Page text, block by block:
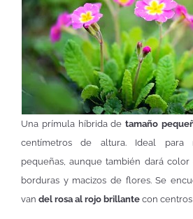
Una prímula híbrida detamaño
centímetros de altura. Ideal para
pequeñas, aunque también dará
borduras y macizos de flores. Se
van del rosa al rojo brillante con